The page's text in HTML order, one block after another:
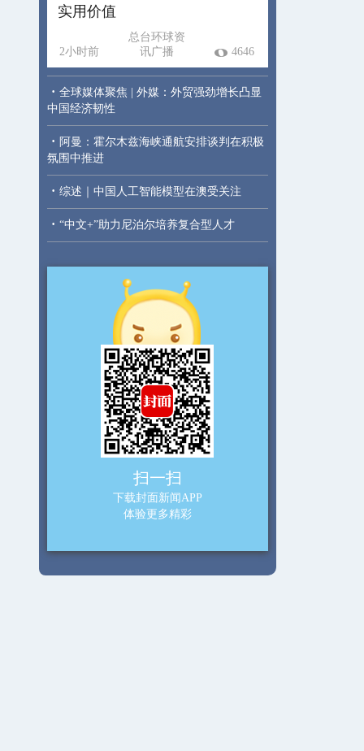
实用价值
2小时前
总台环球资
讯广播
4646
· 全球媒体聚焦 | 外媒：外贸强劲增长凸显
中国经济韧性
· 阿曼：霍尔木兹海峡通航安排谈判在积极
氛围中推进
· 综述｜中国人工智能模型在澳受关注
· “中文+”助力尼泊尔培养复合型人才
扫一扫
下载封面新闻APP
体验更多精彩